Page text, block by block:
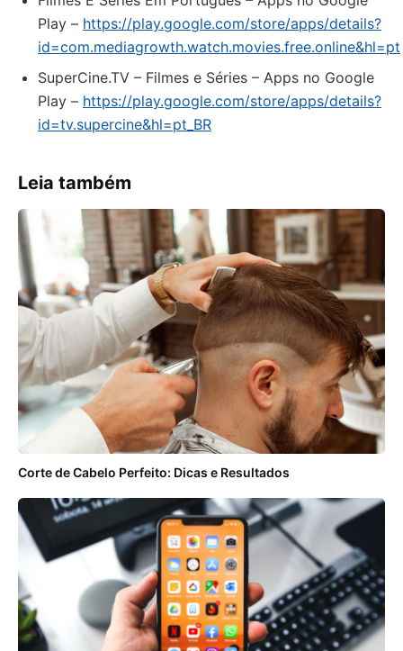
Play – https://play.google.com/store/apps/details?
id=com.mediagrowth.watch.movies.free.online&hl=pt
SuperCine.TV – Filmes e Séries – Apps no Google
Play – https://play.google.com/store/apps/details?
id=tv.supercine&hl=pt_BR
Leia também
Corte de Cabelo Perfeito: Dicas e Resultados